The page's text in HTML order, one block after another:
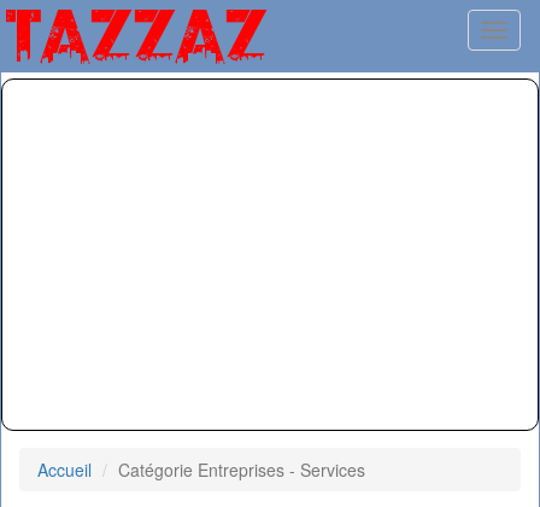
Accueil Catégorie Entreprises - Services